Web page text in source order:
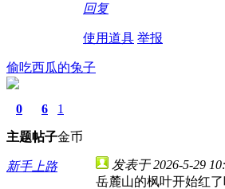
回复
使用道具 举报
偷吃西瓜的兔子
0
主题
6
帖子
1
金币
新手上路 发表于 2026-5-29
岳麓山的枫叶开始红